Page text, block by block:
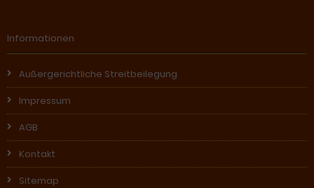
Informationen
Außergerichtliche Streitbeilegung
Impressum
AGB
Kontakt
Sitemap